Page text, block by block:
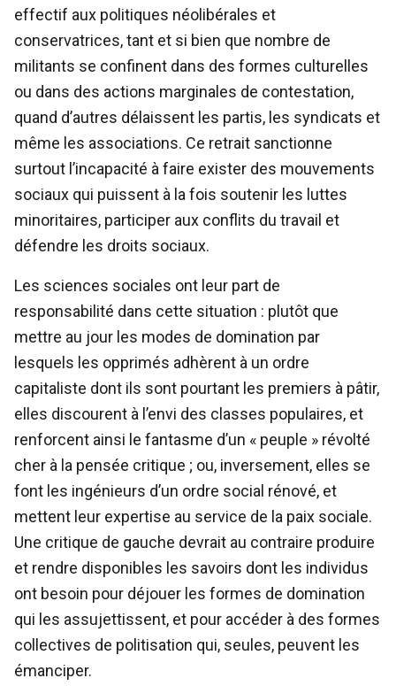
effectif aux politiques néolibérales et
conservatrices, tant et si bien que nombre de
militants se confinent dans des formes culturelles
ou dans des actions marginales de contestation,
quand d’autres délaissent les partis, les syndicats et
même les associations. Ce retrait sanctionne
surtout l’incapacité à faire exister des mouvements
sociaux qui puissent à la fois soutenir les luttes
minoritaires, participer aux conflits du travail et
défendre les droits sociaux.
Les sciences sociales ont leur part de
responsabilité dans cette situation : plutôt que
mettre au jour les modes de domination par
lesquels les opprimés adhèrent à un ordre
capitaliste dont ils sont pourtant les premiers à pâtir,
elles discourent à l’envi des classes populaires, et
renforcent ainsi le fantasme d’un « peuple » révolté
cher à la pensée critique ; ou, inversement, elles se
font les ingénieurs d’un ordre social rénové, et
mettent leur expertise au service de la paix sociale.
Une critique de gauche devrait au contraire produire
et rendre disponibles les savoirs dont les individus
ont besoin pour déjouer les formes de domination
qui les assujettissent, et pour accéder à des formes
collectives de politisation qui, seules, peuvent les
émanciper.